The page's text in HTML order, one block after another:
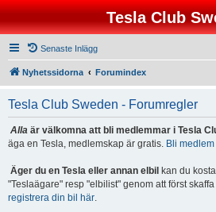
Tesla Club
Senaste Inlägg
Nyhetssidorna Forumindex
Tesla Club Sweden - Forumregler
Alla är välkomna att bli medlemmar i Tesla
äga en Tesla, medlemskap är gratis. Bli
Äger du en Tesla eller annan elbil kan du
"Teslaägare" resp "elbilist" genom att först
registrera din bil här.